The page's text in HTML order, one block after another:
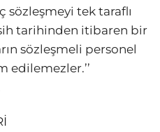
sözleşmeyi tek taraflı
tarihinden itibaren bir
sözleşmeli personel
edilemezler.’’